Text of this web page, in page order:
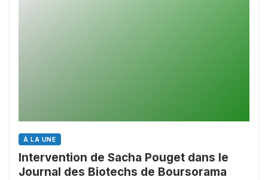
À LA UNE
Intervention de Sacha Pouget dans le
Journal des Biotechs de Boursorama